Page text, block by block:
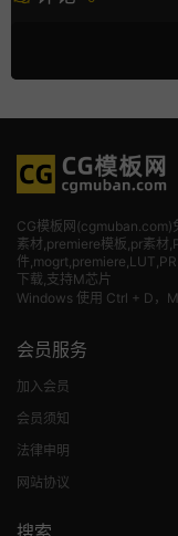
CG模板网(cgmuban.com)
素材 ,premiere模板,pr素材
件
下载,支持M芯片
Windows 使用 Ctrl + D，
会员服务
加入会员
会员须知
法律申明
网站协议
搜索